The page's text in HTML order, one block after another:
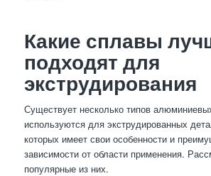
Какие сплавы
подходят для
экструдирования
Существует несколько типов
используются для экструдированных
которых имеет свои особенности и
зависимости от области применения.
популярные из них.